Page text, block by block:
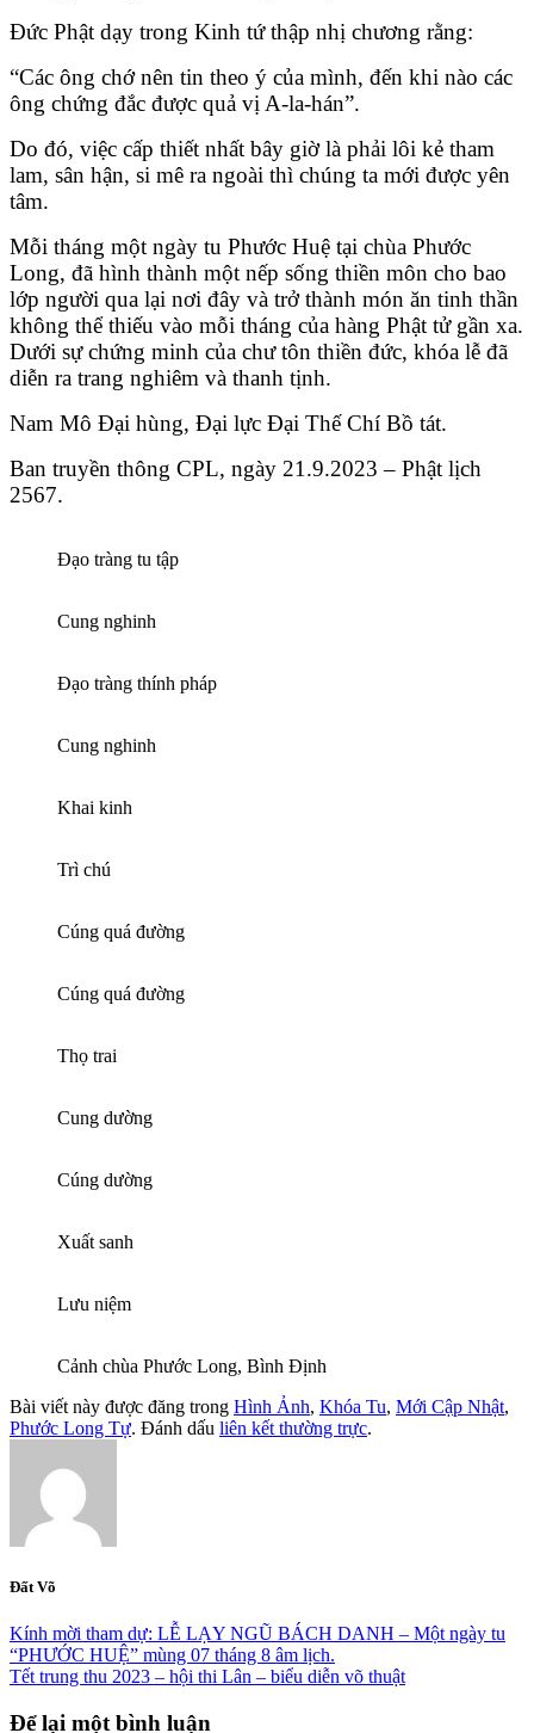
Đức Phật dạy trong Kinh tứ thập nhị chương rằng:
“Các ông chớ nên tin theo ý của mình, đến khi nào các
ông chứng đắc được quả vị A-la-hán”.
Do đó, việc cấp thiết nhất bây giờ là phải lôi kẻ tham
lam, sân hận, si mê ra ngoài thì chúng ta mới được yên
tâm.
Mỗi tháng một ngày tu Phước Huệ tại chùa Phước
Long, đã hình thành một nếp sống thiền môn cho bao
lớp người qua lại nơi đây và trở thành món ăn tinh thần
không thể thiếu vào mỗi tháng của hàng Phật tử gần xa.
Dưới sự chứng minh của chư tôn thiền đức, khóa lễ đã
diễn ra trang nghiêm và thanh tịnh.
Nam Mô Đại hùng, Đại lực Đại Thế Chí Bồ tát.
Ban truyền thông CPL, ngày 21.9.2023 – Phật lịch
2567.
Đạo tràng tu tập
Cung nghinh
Đạo tràng thính pháp
Cung nghinh
Khai kinh
Trì chú
Cúng quá đường
Cúng quá đường
Thọ trai
Cung dường
Cúng dường
Xuất sanh
Lưu niệm
Cảnh chùa Phước Long, Bình Định
Bài viết này được đăng trong Hình Ảnh, Khóa Tu, Mới Cập Nhật,
Phước Long Tự. Đánh dấu liên kết thường trực.
Đất Võ
Kính mời tham dự: LỄ LẠY NGŨ BÁCH DANH – Một ngày tu
“PHƯỚC HUỆ” mùng 07 tháng 8 âm lịch.
Tết trung thu 2023 – hội thi Lân – biểu diễn võ thuật
Để lại một bình luận